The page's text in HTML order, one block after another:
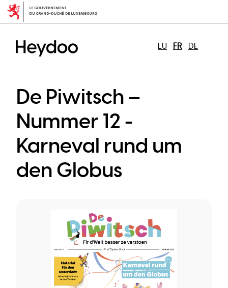
Aller
au
principal
LU FR DE
De Piwitsch –
Nummer 12 -
Karneval rund um
den Globus